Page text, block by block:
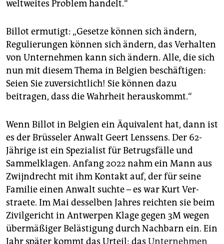
weltweites Problem handelt.“
Billot ermutigt: „Gesetze können sich ändern,
Regulierungen können sich ändern, das Verhalten
von Unternehmen kann sich ändern. Alle, die sich
nun mit diesem Thema in Belgien beschäftigen:
Seien Sie zuversichtlich! Sie können dazu
beitragen, dass die Wahrheit herauskommt.“
Wenn Billot in Belgien ein Äquivalent hat, dann ist
es der Brüsseler Anwalt Geert Lenssens. Der 62-
Jährige ist ein Spezialist für Betrugsfälle und
Sammelklagen. Anfang 2022 nahm ein Mann aus
Zwijndrecht mit ihm Kontakt auf, der für seine
Familie einen Anwalt suchte – es war Kurt Ver­
straete. Im Mai desselben Jahres reichten sie beim
Zivilgericht in Antwerpen Klage gegen 3M wegen
übermäßiger Belästigung durch Nachbarn ein. Ein
Jahr später kommt das Urteil: das Unternehmen